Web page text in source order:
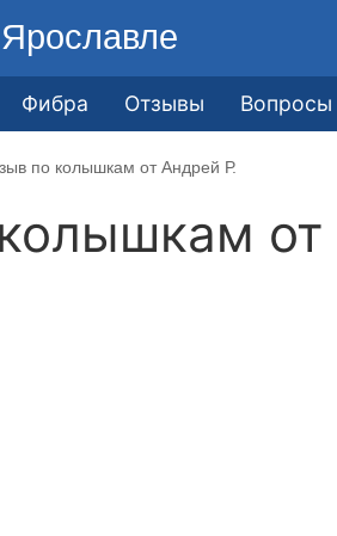
Фибра Отзывы Вопросы
по колышкам от Андрей Р.
от